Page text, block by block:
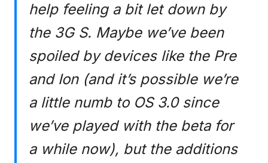
help feeling a bit let down by
the 3G S. Maybe we’ve been
spoiled by devices like the Pre
and Ion (and it’s possible we’re
a little numb to OS 3.0 since
we’ve played with the beta for
a while now), but the additions